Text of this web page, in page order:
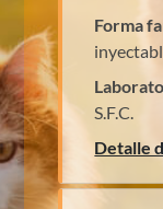
Forma
S.F.C.
Detalle